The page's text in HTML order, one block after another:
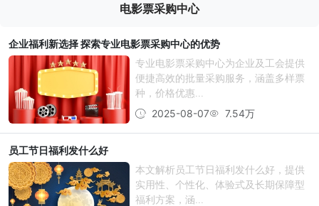
电影票采购中心
企业福利新选择 探索专业电影票采购中心的优势
专业电影票采购中心为企业及工会提供
便捷高效的批量采购服务，涵盖多样票
种，价格优惠...
2025-08-07
7.54万
员工节日福利发什么好
本文解析员工节日福利发什么好，提供
实用性、个性化、体验式及长期保障型
福利方案，涵...